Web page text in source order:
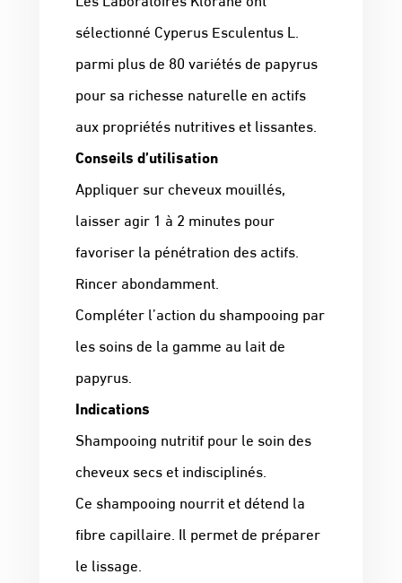
sélectionné Cyperus Esculentus L.
parmi plus de 80 variétés de papyrus
pour sa richesse naturelle en actifs
aux propriétés nutritives et lissantes.
Conseils d’utilisation
Appliquer sur cheveux mouillés,
laisser agir 1 à 2 minutes pour
favoriser la pénétration des actifs.
Rincer abondamment.
Compléter l’action du shampooing par
les soins de la gamme au lait de
papyrus.
Indications
Shampooing nutritif pour le soin des
cheveux secs et indisciplinés.
Ce shampooing nourrit et détend la
fibre capillaire. Il permet de préparer
le lissage.